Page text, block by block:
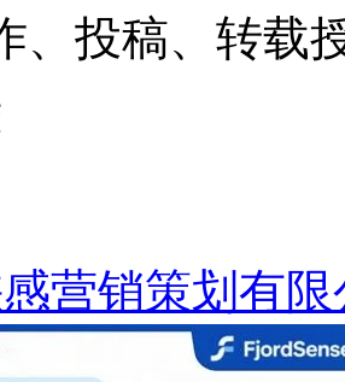
、投稿、转载
营销策划有限